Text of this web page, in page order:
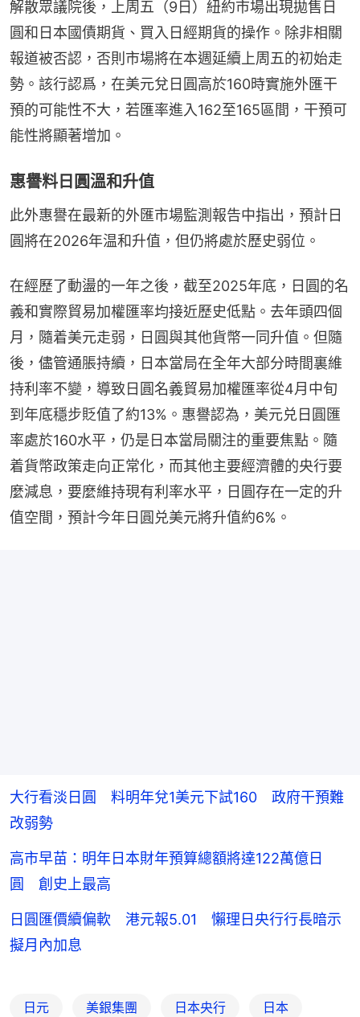
解散眾議院後，上周五（9日）紐約市場出現拋售日
圓和日本國債期貨、買入日經期貨的操作。除非相關
報道被否認，否則市場將在本週延續上周五的初始走
勢。該行認爲，在美元兌日圓高於160時實施外匯干
預的可能性不大，若匯率進入162至165區間，干預可
能性將顯著增加。
惠譽料日圓溫和升值
此外惠譽在最新的外匯市場監測報告中指出，預計日
圓將在2026年温和升值，但仍將處於歷史弱位。
在經歷了動盪的一年之後，截至2025年底，日圓的名
義和實際貿易加權匯率均接近歷史低點。去年頭四個
月，隨着美元走弱，日圓與其他貨幣一同升值。但隨
後，儘管通脹持續，日本當局在全年大部分時間裏維
持利率不變，導致日圓名義貿易加權匯率從4月中旬
到年底穩步貶值了約13%。惠譽認為，美元兑日圓匯
率處於160水平，仍是日本當局關注的重要焦點。隨
着貨幣政策走向正常化，而其他主要經濟體的央行要
麼減息，要麼維持現有利率水平，日圓存在一定的升
值空間，預計今年日圓兑美元將升值約6%。
大行看淡日圓 料明年兌1美元下試160 政府干預難
改弱勢
高市早苗：明年日本財年預算總額將達122萬億日
圓 創史上最高
日圓匯價續偏軟 港元報5.01 懶理日央行行長暗示
擬月內加息
日元 美銀集團 日本央行 日本